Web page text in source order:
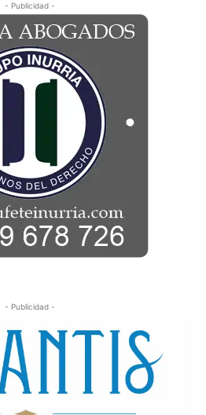
- Publicidad -
- Publicidad -